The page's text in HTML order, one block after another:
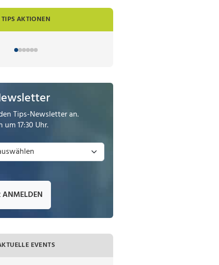
TIPS AKTIONEN
Tips-Newsletter an.
17:30 Uhr.
ANMELDEN
EVENTS